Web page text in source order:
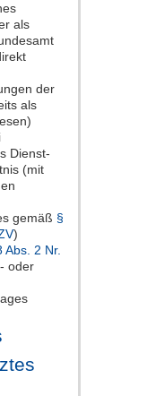
als
der
als
Dienst-
(mit
gemäß §
)
Abs. 2 Nr.
oder